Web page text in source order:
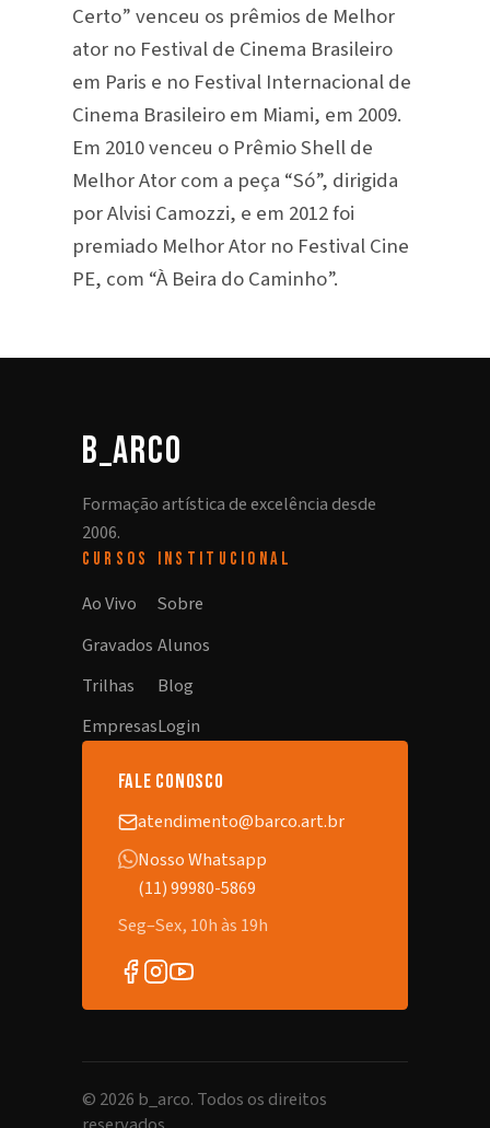
Certo” venceu os prêmios de Melhor
ator no Festival de Cinema Brasileiro
em Paris e no Festival Internacional de
Cinema Brasileiro em Miami, em 2009.
Em 2010 venceu o Prêmio Shell de
Melhor Ator com a peça “Só”, dirigida
por Alvisi Camozzi, e em 2012 foi
premiado Melhor Ator no Festival Cine
PE, com “À Beira do Caminho”.
b_arco
Formação artística de excelência desde
2006.
CURSOS
Ao Vivo
Gravados
Trilhas
Empresas
INSTITUCIONAL
Sobre
Alunos
Blog
Login
fale conosco
atendimento@barco.art.br
Nosso Whatsapp
(11) 99980-5869
Seg–Sex, 10h às 19h
© 2026 b_arco. Todos os direitos